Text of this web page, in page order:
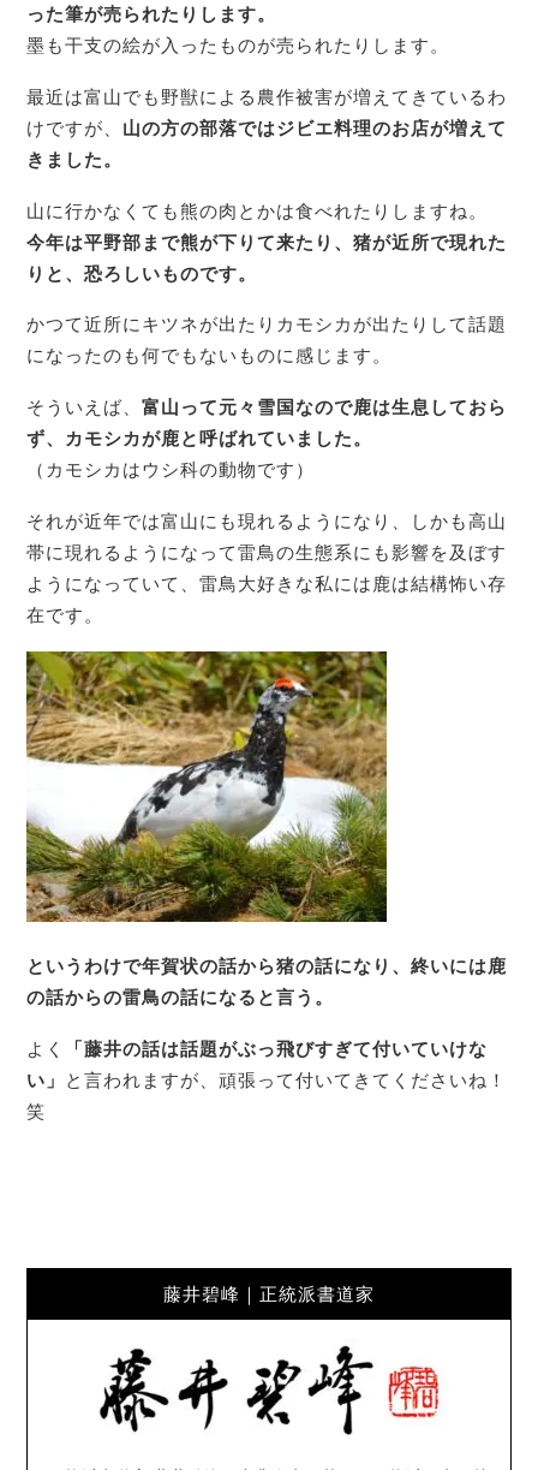
った筆が売られたりします。
墨も干支の絵が入ったものが売られたりします。
最近は富山でも野獣による農作被害が増えてきているわ
けですが、 山の方の部落ではジビエ料理のお店が増えて
きました。
山に行かなくても熊の肉とかは食べれたりしますね。
今年は平野部まで熊が下りて来たり、猪が近所で現れた
りと、恐ろしいものです。
かつて近所にキツネが出たりカモシカが出たりして話題
になったのも何でもないものに感じます。
そういえば、富山って元々雪国なので鹿は生息しておら
ず、カモシカが鹿と呼ばれていました。
（カモシカはウシ科の動物です）
それが近年では富山にも現れるようになり、しかも高山
帯に現れるようになって雷鳥の生態系にも影響を及ぼす
ようになっていて、雷鳥大好きな私には鹿は結構怖い存
在です。
というわけで年賀状の話から猪の話になり、終いには鹿
の話からの雷鳥の話になると言う。
よく
「藤井の話は話題がぶっ飛びすぎて付いていけな
い」
と言われますが、頑張って付いてきてくださいね！
笑
藤井碧峰｜正統派書道家